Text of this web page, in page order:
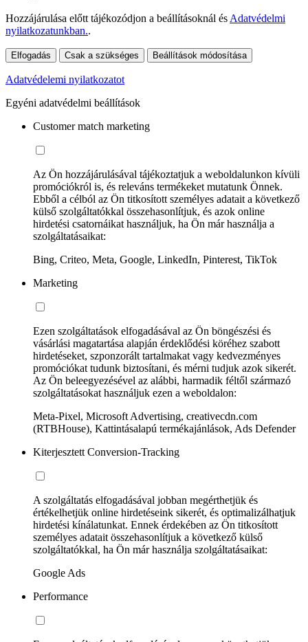
Hozzájárulása előtt tájékozódjon a beállításoknál és Adatvédelmi
nyilatkozatunkban..
Elfogadás Csak a szükséges Beállítások módosítása
Adatvédelemi nyilatkozatot
Egyéni adatvédelmi beállítások
Customer match marketing
Az Ön hozzájárulásával tájékoztatjuk a weboldalunkon kívüli
promóciókról is, és releváns termékeket mutatunk Önnek.
Ebből a célból az Ön titkosított személyes adatait a következő
külső szolgáltatókkal összehasonlítjuk, és azok online
hirdetési csatornáikat használjuk, ha Ön már használja a
szolgáltatásaikat:
Bing, Criteo, Meta, Google, LinkedIn, Pinterest, TikTok
Marketing
Ezen szolgáltatások elfogadásával az Ön böngészési és
vásárlási magatartása alapján érdeklődési köréhez szabott
hirdetéseket, szponzorált tartalmakat vagy kedvezményes
promóciókat tudunk biztosítani, és mérni tudjuk azok sikerét.
Az Ön beleegyezésével az alábbi, harmadik féltől származó
szolgáltatásokat használjuk ezen a weboldalon:
Meta-Pixel, Microsoft Advertising, creativecdn.com
(RTBHouse), Kattintásalapú termékajánlások, Ads Defender
Kiterjesztett Conversion-Tracking
A szolgáltatás elfogadásával jobban megérthetjük és
értékelhetjük online hirdetéseink sikerét, és optimalizálhatjuk
hirdetési kínálatunkat. Ennek érdekében az Ön titkosított
személyes adatait összehasonlítjuk a következő külső
szolgáltatókkal, ha Ön már használja szolgáltatásaikat:
Google Ads
Performance